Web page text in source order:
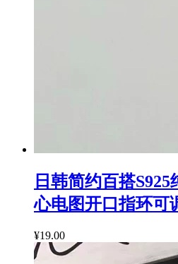
日韩简约百搭
心电图开口指环可
¥19.00